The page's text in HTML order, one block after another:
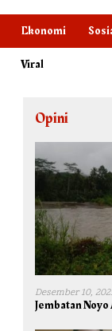
Ekonomi
Viral
Opini
Desember 10,
Jembatan